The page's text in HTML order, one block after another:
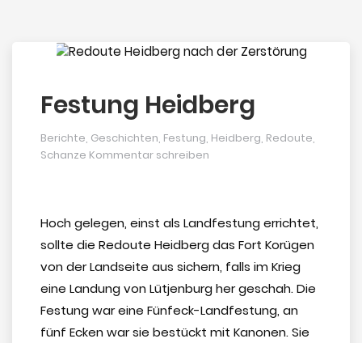
Festung Heidberg
Berichte, Geschichten, Festung, Heidberg, Redoute,
Schanze Kommentar schreiben
Hoch gelegen, einst als Landfestung errichtet,
sollte die Redoute Heidberg das Fort Korügen
von der Landseite aus sichern, falls im Krieg
eine Landung von Lütjenburg her geschah. Die
Festung war eine Fünfeck-Landfestung, an
fünf Ecken war sie bestückt mit Kanonen. Sie